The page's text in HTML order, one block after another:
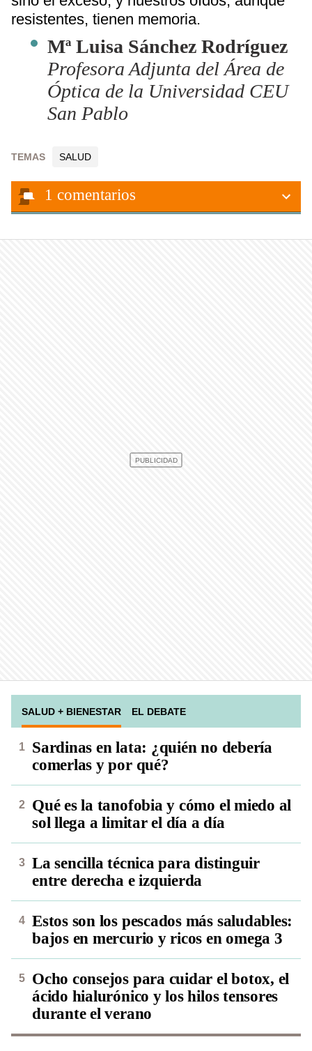
resistentes, tienen memoria.
Mª Luisa Sánchez Rodríguez
Profesora Adjunta del Área de
Óptica de la Universidad CEU
San Pablo
TEMAS SALUD
1 comentarios
SALUD + BIENESTAR EL DEBATE
Sardinas en lata: ¿quién no debería
comerlas y por qué?
Qué es la tanofobia y cómo el miedo al
sol llega a limitar el día a día
La sencilla técnica para distinguir
entre derecha e izquierda
Estos son los pescados más saludables:
bajos en mercurio y ricos en omega 3
Ocho consejos para cuidar el botox, el
ácido hialurónico y los hilos tensores
durante el verano